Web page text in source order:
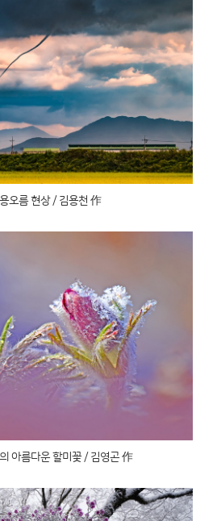
오름 현상 / 김용천 作
아름다운 할미꽃 / 김영곤 作